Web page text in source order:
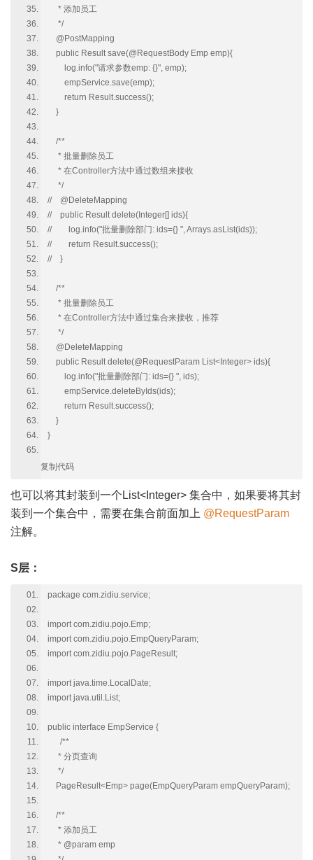
* 添加员工
*/
@PostMapping
public Result save(@RequestBody Emp emp){
log.info("请求参数emp: {}", emp);
empService.save(emp);
return Result.success();
}
/**
* 批量删除员工
* 在Controller方法中通过数组来接收
*/
// @DeleteMapping
// public Result delete(Integer[] ids){
// log.info("批量删除部门: ids={} ", Arrays.asList(ids));
// return Result.success();
// }
/**
* 批量删除员工
* 在Controller方法中通过集合来接收，推荐
*/
@DeleteMapping
public Result delete(@RequestParam List<Integer> ids){
log.info("批量删除部门: ids={} ", ids);
empService.deleteByIds(ids);
return Result.success();
}
}
复制代码
也可以将其封装到一个List<Integer> 集合中，如果要将其封
装到一个集合中，需要在集合前面加上 @RequestParam
注解。
S层：
package com.zidiu.service;
import com.zidiu.pojo.Emp;
import com.zidiu.pojo.EmpQueryParam;
import com.zidiu.pojo.PageResult;
import java.time.LocalDate;
import java.util.List;
public interface EmpService {
/**
* 分页查询
*/
PageResult<Emp> page(EmpQueryParam empQueryParam);
/**
* 添加员工
* @param emp